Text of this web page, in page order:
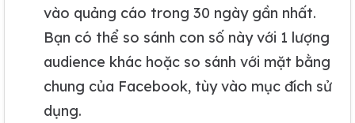
vào quảng cáo trong 30 ngày gần nhất.
Bạn có thể so sánh con số này với 1 lượng
audience khác hoặc so sánh với mặt bằng
chung của Facebook, tùy vào mục đích sử
dụng.